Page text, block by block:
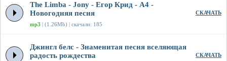
The Limba - Jony - Егор Крид - А4 -
Новогодняя песня
mp3 | (1.26Mb) | скачали: 185
СКАЧАТЬ
Джингл белс - Знаменитая песня вселяющая
радость рождества
СКАЧАТЬ